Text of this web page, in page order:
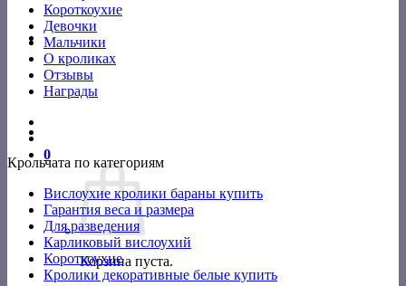
Короткоухие
Девочки
Мальчики
О кроликах
Отзывы
Награды
0
Корзина пуста.
Крольчата по категориям
Вислоухие кролики бараны купить
Гарантия веса и размера
Для разведения
Карликовый вислоухий
Короткоухие
Кролики декоративные белые купить